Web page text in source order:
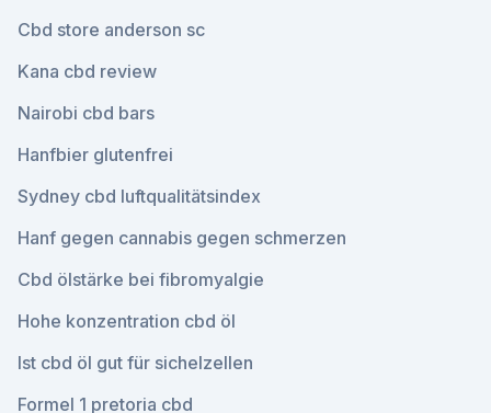
Cbd store anderson sc
Kana cbd review
Nairobi cbd bars
Hanfbier glutenfrei
Sydney cbd luftqualitätsindex
Hanf gegen cannabis gegen schmerzen
Cbd ölstärke bei fibromyalgie
Hohe konzentration cbd öl
Ist cbd öl gut für sichelzellen
Formel 1 pretoria cbd